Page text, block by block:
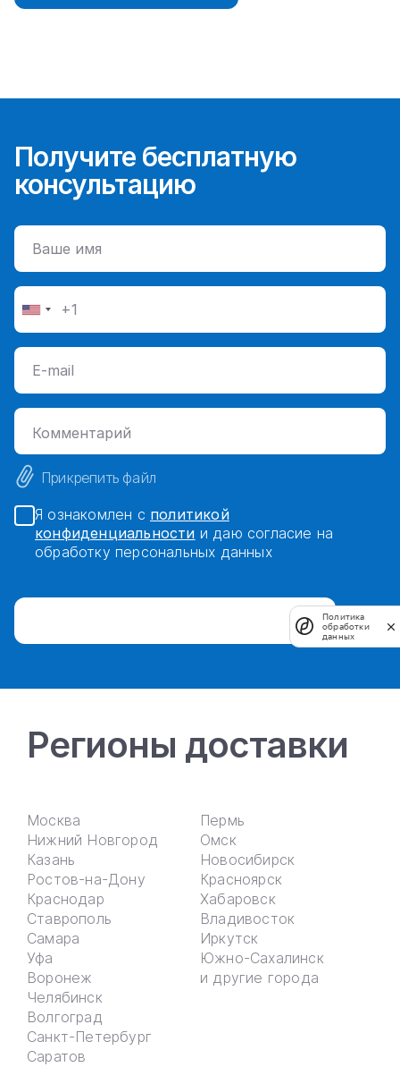
Получите бесплатную
консультацию
Прикрепить файл
Я ознакомлен с политикой
конфиденциальности и даю согласие на
обработку персональных данных
Регионы доставки
Москва
Нижний Новгород
Казань
Ростов-на-Дону
Краснодар
Ставрополь
Самара
Уфа
Воронеж
Челябинск
Волгоград
Санкт-Петербург
Саратов
Пермь
Омск
Новосибирск
Красноярск
Хабаровск
Владивосток
Иркутск
Южно-Сахалинск
и другие города
Политика
обработки
данных